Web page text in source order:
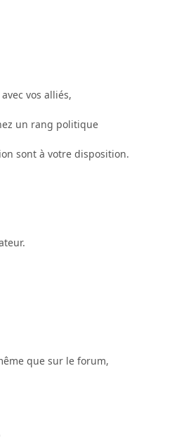
vos alliés,
un rang politique
sont à votre disposition.
que sur le forum,